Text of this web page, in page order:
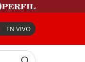
EN VIVO